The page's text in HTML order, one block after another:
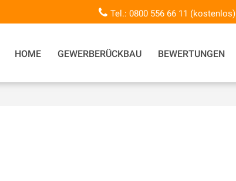
Tel.: 0800 556 66 11 (kostenlos)
HOME GEWERBERÜCKBAU BEWERTUNGEN